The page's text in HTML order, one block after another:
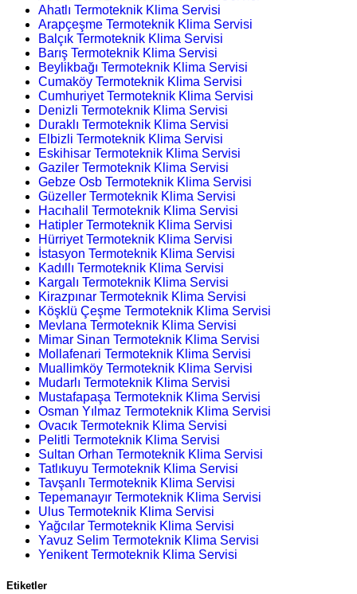
Ahatlı Termoteknik Klima Servisi
Arapçeşme Termoteknik Klima Servisi
Balçık Termoteknik Klima Servisi
Barış Termoteknik Klima Servisi
Beylikbağı Termoteknik Klima Servisi
Cumaköy Termoteknik Klima Servisi
Cumhuriyet Termoteknik Klima Servisi
Denizli Termoteknik Klima Servisi
Duraklı Termoteknik Klima Servisi
Elbizli Termoteknik Klima Servisi
Eskihisar Termoteknik Klima Servisi
Gaziler Termoteknik Klima Servisi
Gebze Osb Termoteknik Klima Servisi
Güzeller Termoteknik Klima Servisi
Hacıhalil Termoteknik Klima Servisi
Hatipler Termoteknik Klima Servisi
Hürriyet Termoteknik Klima Servisi
İstasyon Termoteknik Klima Servisi
Kadıllı Termoteknik Klima Servisi
Kargalı Termoteknik Klima Servisi
Kirazpınar Termoteknik Klima Servisi
Köşklü Çeşme Termoteknik Klima Servisi
Mevlana Termoteknik Klima Servisi
Mimar Sinan Termoteknik Klima Servisi
Mollafenari Termoteknik Klima Servisi
Muallimköy Termoteknik Klima Servisi
Mudarlı Termoteknik Klima Servisi
Mustafapaşa Termoteknik Klima Servisi
Osman Yılmaz Termoteknik Klima Servisi
Ovacık Termoteknik Klima Servisi
Pelitli Termoteknik Klima Servisi
Sultan Orhan Termoteknik Klima Servisi
Tatlıkuyu Termoteknik Klima Servisi
Tavşanlı Termoteknik Klima Servisi
Tepemanayır Termoteknik Klima Servisi
Ulus Termoteknik Klima Servisi
Yağcılar Termoteknik Klima Servisi
Yavuz Selim Termoteknik Klima Servisi
Yenikent Termoteknik Klima Servisi
Etiketler